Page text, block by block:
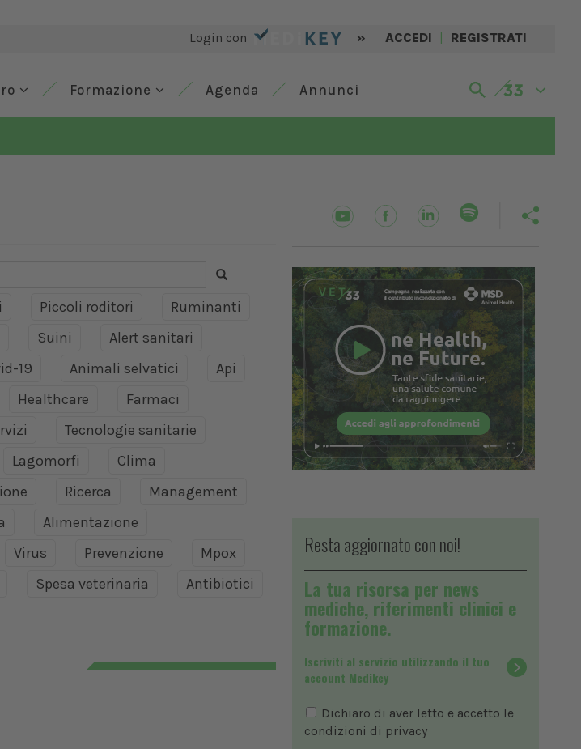
Login con » ACCEDI | REGISTRATI
Formazione Agenda Annunci
Piccoli roditori
Ruminanti
Suini
Alert sanitari
19 Animali selvatici
Api
Healthcare
Farmaci
Tecnologie sanitarie
Lagomorfi
Clima
Ricerca
Management
Alimentazione
Virus Prevenzione
Mpox
Spesa veterinaria
Antibiotici
Resta aggiornato con noi!
La tua risorsa per news
mediche, riferimenti clinici e
formazione.
Iscriviti al servizio utilizzando il tuo
account Medikey
Dichiaro di aver letto e accetto le
condizioni di privacy